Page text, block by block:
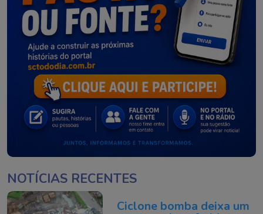
NOTÍCIAS RECENTES
Ciclone bomba deixa um